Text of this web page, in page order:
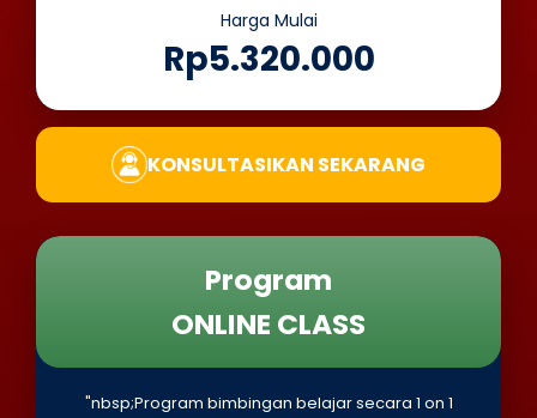
Harga Mulai
Rp5.320.000
KONSULTASIKAN SEKARANG
Program
ONLINE CLASS
"nbsp;Program bimbingan belajar secara 1 on 1